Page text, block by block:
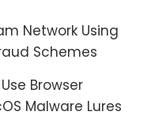
Network Using
Schemes
Browser
Malware Lures